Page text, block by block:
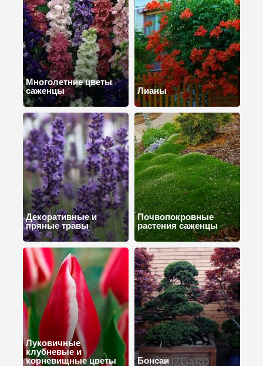
Многолетние цветы
саженцы
Лианы
Декоративные и
пряные травы
Почвопокровные
растения саженцы
Луковичные
клубневые и
корневищные цветы
Бонсаи